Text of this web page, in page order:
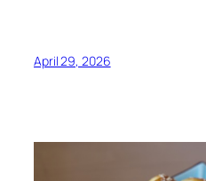
April 29, 2026